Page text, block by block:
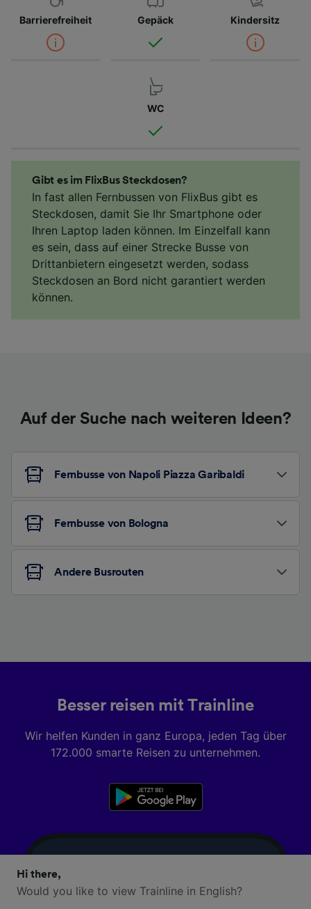
Barrierefreiheit Gepäck Kindersitz
WC
Gibt es im FlixBus Steckdosen?
In fast allen Fernbussen von FlixBus gibt es
Steckdosen, damit Sie Ihr Smartphone oder
Ihren Laptop laden können. Im Einzelfall kann
es sein, dass auf einer Strecke Busse von
Drittanbietern eingesetzt werden, sodass
Steckdosen an Bord nicht garantiert werden
können.
Auf der Suche nach weiteren Ideen?
Fernbusse von Napoli Piazza Garibaldi
Fernbusse von Bologna
Andere Busrouten
Besser reisen mit Trainline
Wir helfen Kunden in ganz Europa, jeden Tag über
172.000 smarte Reisen zu unternehmen.
Hi there,
Would you like to view Trainline in English?